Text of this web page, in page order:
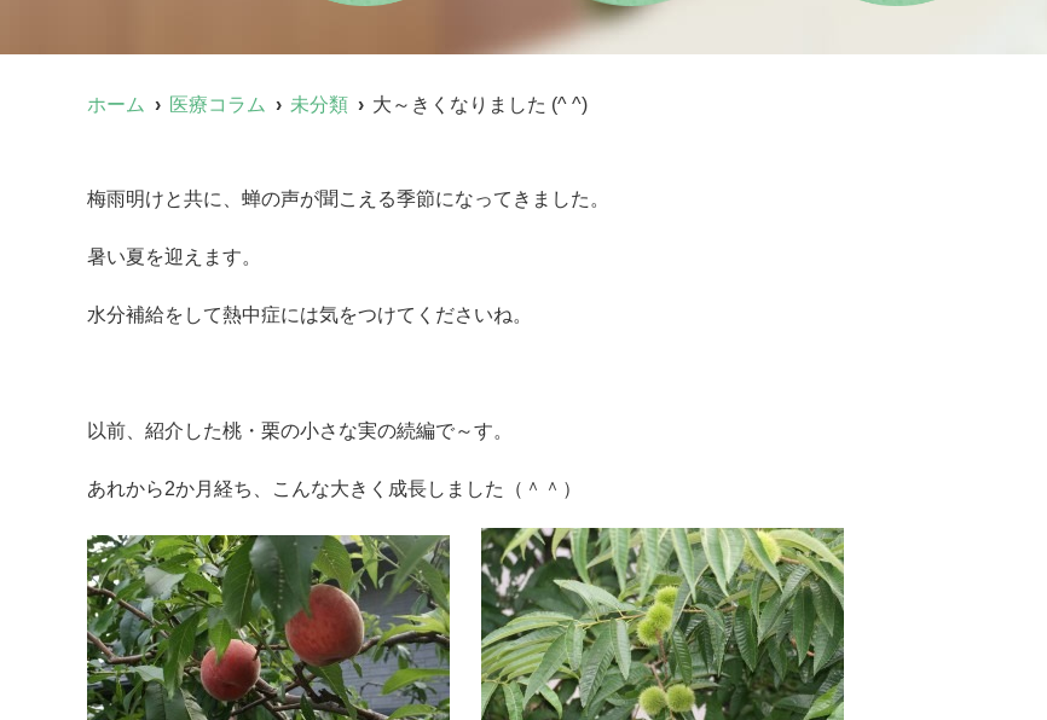
ホーム 医療コラム 未分類 大～きくなりました (^ ^)
梅雨明けと共に、蝉の声が聞こえる季節になってきました。
暑い夏を迎えます。
水分補給をして熱中症には気をつけてくださいね。
以前、紹介した桃・栗の小さな実の続編で～す。
あれから2か月経ち、こんな大きく成長しました（＾＾）